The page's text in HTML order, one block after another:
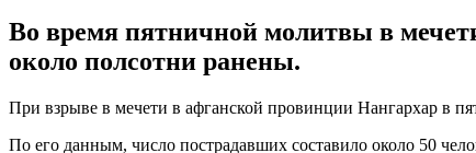
Во время пятничной молитвы в
около полсотни ранены.
При взрыве в мечети в афганской провинции Нангархар в
По его данным, число пострадавших составило около 50